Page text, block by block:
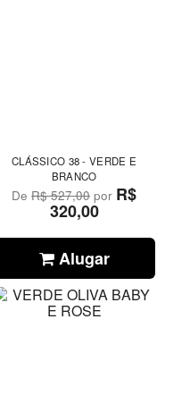
CLÁSSICO 38 - VERDE E
BRANCO
DeR$ 527,00 por R$
320,00
Alugar